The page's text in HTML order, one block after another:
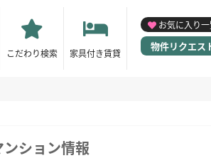
こだわり検索 家具付き賃貸
お気に入り
物件リクエス
ション情報